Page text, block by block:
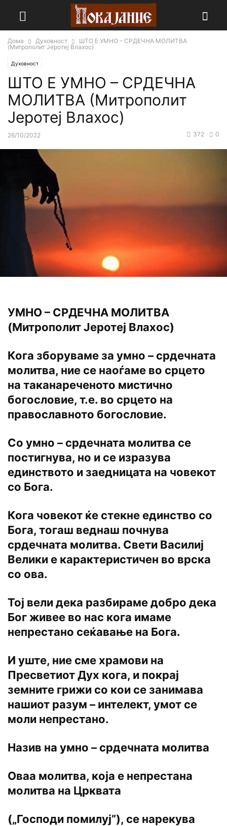
Дома Духовност
ШТО Е УМНО – СРДЕЧНА МОЛИТВА
(Митрополит Јеротеј Влахос)
Духовност
ШТО Е УМНО – СРДЕЧНА
МОЛИТВА (Митрополит
Јеротеј Влахос)
26/10/2022 0
372
УМНО – СРДЕЧНА МОЛИТВА
(Митрополит Јеротеј Влахос)
Кога зборуваме за умно – срдечната
молитва, ние се наоѓаме во срцето
на таканареченото мистично
богословие, т.е. во срцето на
православното богословие.
Со умно – срдечната молитва се
постигнува, но и се изразува
единството и заедницата на човекот
со Бога.
Кога човекот ќе стекне единство со
Бога, тогаш веднаш почнува
срдечната молитва. Свети Василиј
Велики е карактеристичен во врска
со ова.
Тој вели дека разбираме добро дека
Бог живее во нас кога имаме
непрестано сеќавање на Бога.
И уште, ние сме храмови на
Пресветиот Дух кога, и покрај
земните грижи со кои се занимава
нашиот разум – интелект, умот се
моли непрестано.
Назив на умно – срдечната молитва
Оваа молитва, која е непрестана
молитва на Црквата
(„Господи помилуј”), се нарекува